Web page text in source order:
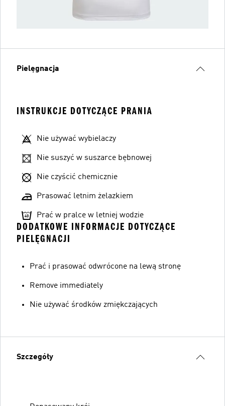
Pielęgnacja
INSTRUKCJE DOTYCZĄCE PRANIA
Nie używać wybielaczy
Nie suszyć w suszarce bębnowej
Nie czyścić chemicznie
Prasować letnim żelazkiem
Prać w pralce w letniej wodzie
DODATKOWE INFORMACJE DOTYCZĄCE
PIELĘGNACJI
Prać i prasować odwrócone na lewą stronę
Remove immediately
Nie używać środków zmiękczających
Szczegóły